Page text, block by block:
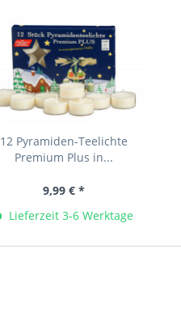
12 Pyramiden-Teelichte
Premium Plus in...
9,99 € *
Lieferzeit 3-6 Werktage